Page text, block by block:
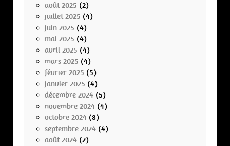
août 2025 (2)
juillet 2025 (4)
juin 2025 (4)
mai 2025 (4)
avril 2025 (4)
mars 2025 (4)
février 2025 (5)
janvier 2025 (4)
décembre 2024 (5)
novembre 2024 (4)
octobre 2024 (8)
septembre 2024 (4)
août 2024 (2)